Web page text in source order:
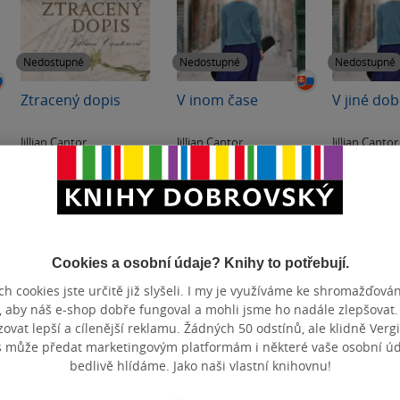
Nedostupné
Ztracený dopis
Jillian Cantor
pevná vazba
Nedostupné
V inom čase
Jillian Cantor
5
hvězdiček
pevná vazba
Nedostupné
V jiné
Jillian Cantor
5
hvězdiček
E-kniha
Cookies a osobní údaje? Knihy to potřebují.
cookies jste určitě již slyšeli. I my je využíváme ke
aby náš e-shop dobře fungoval a mohli jsme ho nadále zlepšovat.
lepší a cílenější reklamu. Žádných 50 odstínů, ale klidně
může předat marketingovým platformám i některé vaše osobní
bedlivě hlídáme. Jako naši vlastní knihovnu!